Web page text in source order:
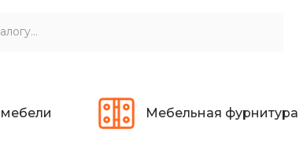
Мебельная фурнитура